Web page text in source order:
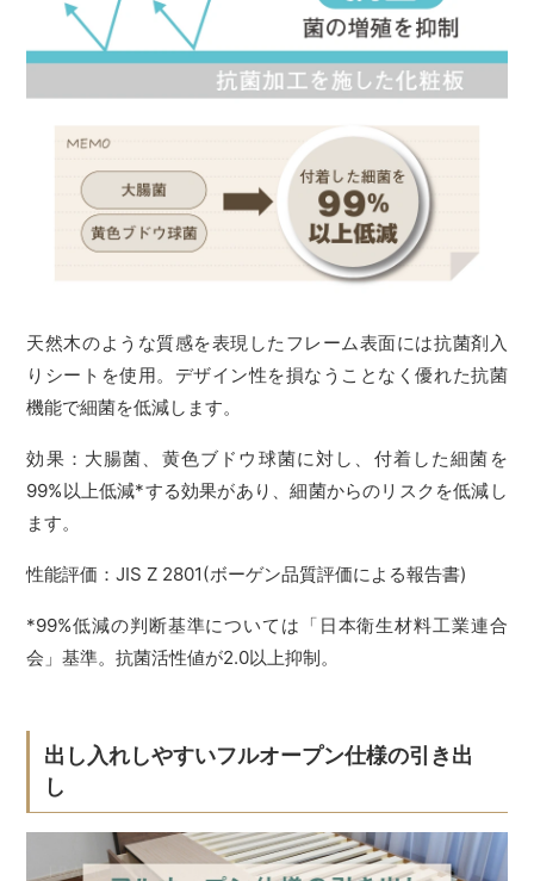
天然木のような質感を表現したフレーム表面には抗菌剤入
りシートを使用。デザイン性を損なうことなく優れた抗菌
機能で細菌を低減します。
効果：大腸菌、黄色ブドウ球菌に対し、付着した細菌を
99%以上低減*する効果があり、細菌からのリスクを低減し
ます。
性能評価：JIS Z 2801(ボーゲン品質評価による報告書)
*99%低減の判断基準については「日本衛生材料工業連合
会」基準。抗菌活性値が2.0以上抑制。
出し入れしやすいフルオープン仕様の引き出
し